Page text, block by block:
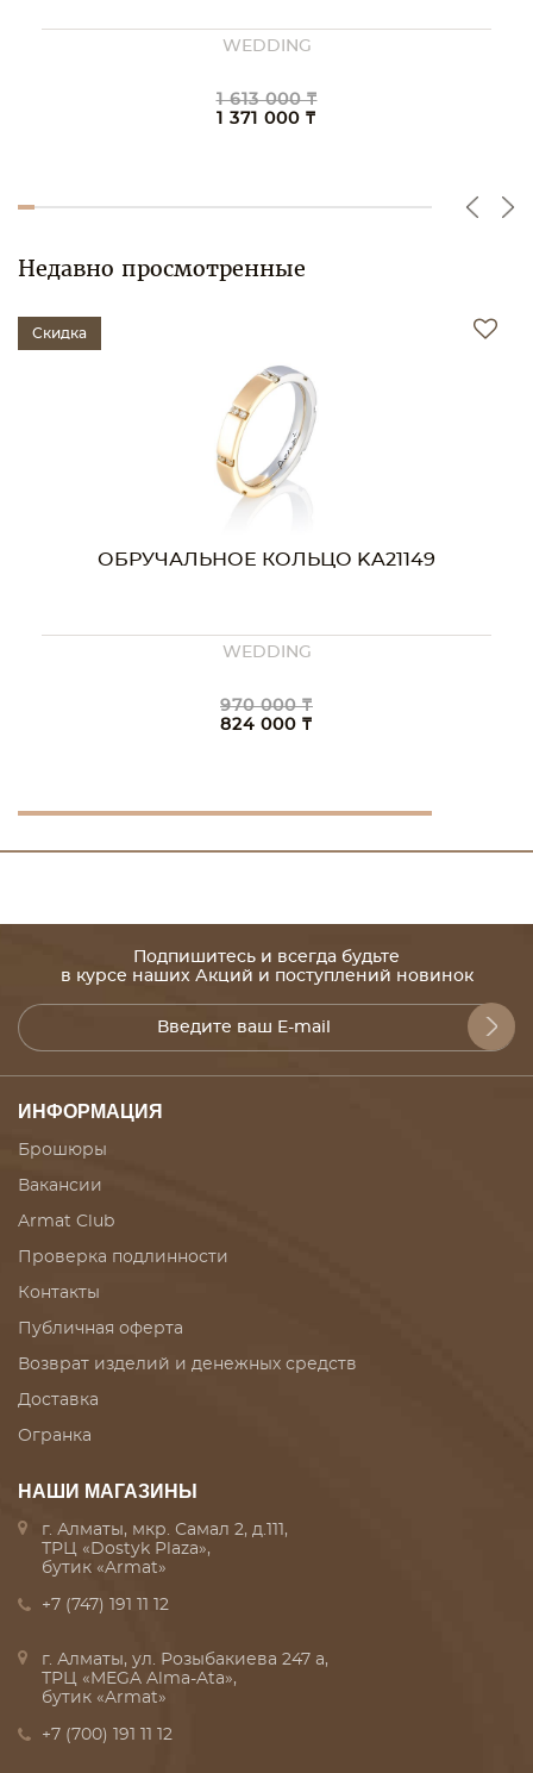
WEDDING
1 613 000 ₸
1 371 000 ₸
Недавно просмотренные
Скидка
ОБРУЧАЛЬНОЕ КОЛЬЦО KA21149
WEDDING
970 000 ₸
824 000 ₸
Подпишитесь и всегда будьте
в курсе наших Акций и поступлений новинок
ИНФОРМАЦИЯ
Брошюры
Вакансии
Armat Club
Проверка подлинности
Контакты
Публичная оферта
Возврат изделий и денежных средств
Доставка
Огранка
НАШИ МАГАЗИНЫ
г. Алматы, мкр. Самал 2, д.111,
ТРЦ «Dostyk Plaza»,
бутик «Armat»
+7 (747) 191 11 12
г. Алматы, ул. Розыбакиева 247 а,
ТРЦ «MEGA Alma-Ata»,
бутик «Armat»
+7 (700) 191 11 12